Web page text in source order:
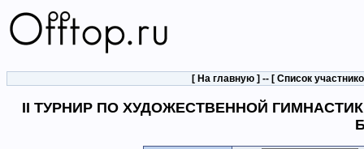
[ На главную ] -- [ Список
II ТУРНИР ПО ХУДОЖЕСТВЕННОЙ ГИМНАСТИКЕ